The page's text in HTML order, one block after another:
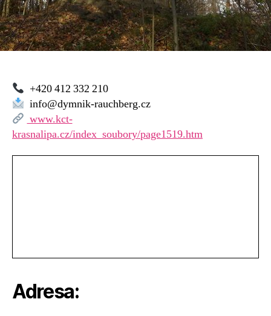
+420 412 332 210
info@dymnik-rauchberg.cz
www.kct-
krasnalipa.cz/index_soubory/page1519.htm
Adresa: